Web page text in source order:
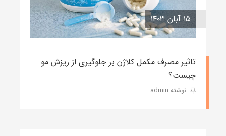
۱۵ آبان ۱۴۰۳
تاثیر مصرف مکمل کلاژن بر جلوگیری از ریزش مو
چیست؟
نوشته admin